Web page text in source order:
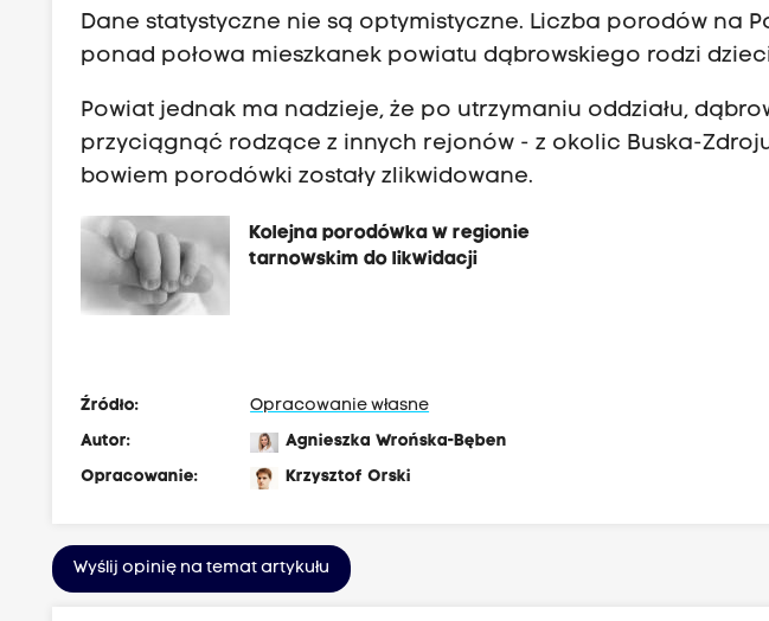
Dane statystyczne nie są optymistyczne. Liczba porodów na
ponad połowa mieszkanek powiatu dąbrowskiego rodzi
Powiat jednak ma nadzieje, że po utrzymaniu oddziału,
przyciągnąć rodzące z innych rejonów - z okolic Buska-
bowiem porodówki zostały zlikwidowane.
Kolejna porodówka w regionie
tarnowskim do likwidacji
Źródło:
Opracowanie własne
Autor:
Agnieszka Wrońska-Bęben
Opracowanie:
Krzysztof Orski
Wyślij opinię na temat artykułu